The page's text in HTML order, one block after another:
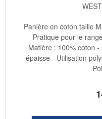
Panière en coton taille
Pratique pour le
Matière : 100% coton
épaisse - Utilisation